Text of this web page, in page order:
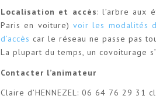
Localisation et accès: l’arbre aux
Paris en voiture) voir les modalités
d’accès car le réseau ne passe pas
La plupart du temps, un covoiturage
Contacter l’animateur
Claire d’HENNEZEL: 06 64 76 29 31